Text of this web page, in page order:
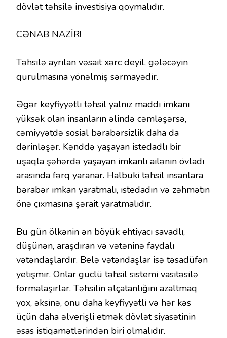
dövlət təhsilə investisiya qoymalıdır.
CƏNAB NAZİR!
Təhsilə ayrılan vəsait xərc deyil, gələcəyin
qurulmasına yönəlmiş sərmayədir.
Əgər keyfiyyətli təhsil yalnız maddi imkanı
yüksək olan insanların əlində cəmləşərsə,
cəmiyyətdə sosial bərabərsizlik daha da
dərinləşər. Kənddə yaşayan istedadlı bir
uşaqla şəhərdə yaşayan imkanlı ailənin övladı
arasında fərq yaranar. Halbuki təhsil insanlara
bərabər imkan yaratmalı, istedadın və zəhmətin
önə çıxmasına şərait yaratmalıdır.
Bu gün ölkənin ən böyük ehtiyacı savadlı,
düşünən, araşdıran və vətəninə faydalı
vətəndaşlardır. Belə vətəndaşlar isə təsadüfən
yetişmir. Onlar güclü təhsil sistemi vasitəsilə
formalaşırlar. Təhsilin əlçatanlığını azaltmaq
yox, əksinə, onu daha keyfiyyətli və hər kəs
üçün daha əlverişli etmək dövlət siyasətinin
əsas istiqamətlərindən biri olmalıdır.